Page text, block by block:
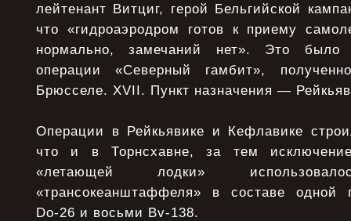
лейтенант Витциг, герой Бельгийской
что «гидроаэродром готов к приему
нормально, замечаний нет». Это было
операции «Северный гамбит»,
Брюсселе. XVII. Пункт назначения —
Операции в Рейкьявике и Кефлавике
что и в Торнсхавне, за тем
«летающей лодки»
«трансокеанштаффеля» в составе одной
Do-26 и восьми Bv-138.